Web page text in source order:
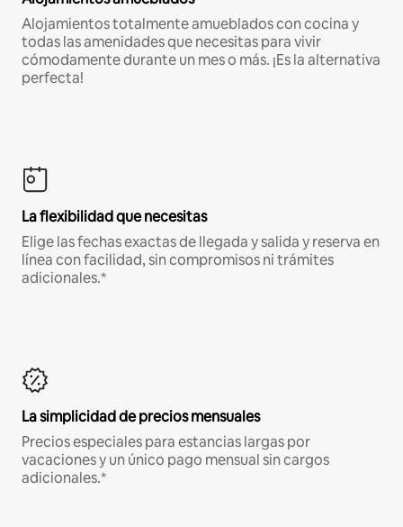
Alojamientos totalmente amueblados con cocina y
todas las amenidades que necesitas para vivir
cómodamente durante un mes o más. ¡Es la alternativa
perfecta!
La flexibilidad que necesitas
Elige las fechas exactas de llegada y salida y reserva en
línea con facilidad, sin compromisos ni trámites
adicionales.*
La simplicidad de precios mensuales
Precios especiales para estancias largas por
vacaciones y un único pago mensual sin cargos
adicionales.*